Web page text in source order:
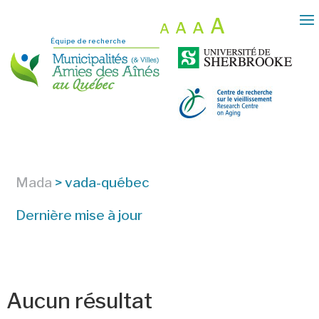
Équipe de recherche
A A A A
Mada >vada-québec
Dernière mise à jour
Aucun résultat